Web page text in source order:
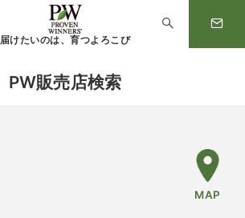
届けたいのは、育つよろこび
PW販売店検索
MAP